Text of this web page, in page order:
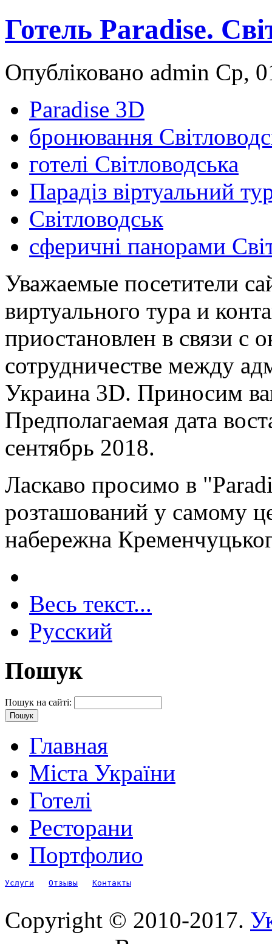
Готель Paradise.
Опубліковано admin Ср,
Paradise 3D
бронювання
готелі Світловодська
Парадіз віртуальний
Світловодськ
сферичні панорами
Уважаемые посетители
виртуального тура и
приостановлен в связи с
сотрудничестве между
Украина 3D. Приносим
Предполагаемая дата
сентябрь 2018.
Ласкаво просимо в
розташований у самому
набережна
Весь текст...
Русский
Пошук
Пошук на сайті:
Главная
Міста України
Готелі
Ресторани
Портфолио
Услуги Отзывы Контакты
Copyright © 2010-2017.